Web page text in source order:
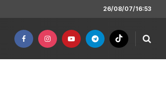
26/08/07/16:53